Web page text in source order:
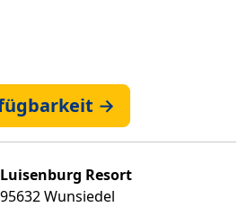
→
Luisenburg Resort
95632 Wunsiedel